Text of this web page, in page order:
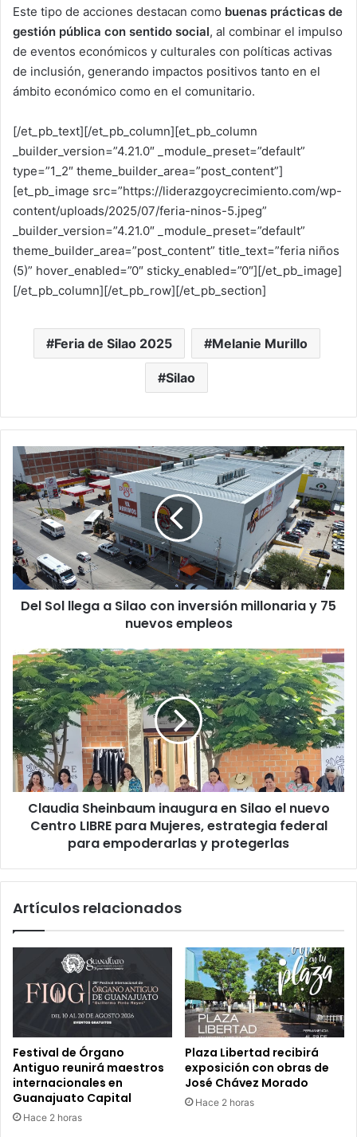
Este tipo de acciones destacan como buenas prácticas de
gestión pública con sentido social, al combinar el impulso
de eventos económicos y culturales con políticas activas
de inclusión, generando impactos positivos tanto en el
ámbito económico como en el comunitario.
[/et_pb_text][/et_pb_column][et_pb_column
_builder_version=”4.21.0″ _module_preset=”default”
type=”1_2″ theme_builder_area=”post_content”]
[et_pb_image src=”https://liderazgoycrecimiento.com/wp-
content/uploads/2025/07/feria-ninos-5.jpeg”
_builder_version=”4.21.0″ _module_preset=”default”
theme_builder_area=”post_content” title_text=”feria niños
(5)” hover_enabled=”0″ sticky_enabled=”0″][/et_pb_image]
[/et_pb_column][/et_pb_row][/et_pb_section]
Feria de Silao 2025 Melanie Murillo
Silao
Del
Sol
llega
a
Silao
con
inversión
millonaria
y
75Del Sol llega a Silao con inversión millonaria y 75
nuevos empleos
Claudia
Sheinbaum
inaugura
en
Silao
el
nuevo
Centro
LIBRE
para
Mujeres,
para
y
Claudia Sheinbaum inaugura en Silao el nuevo
Centro LIBRE para Mujeres, estrategia federal
para empoderarlas y protegerlas
Artículos relacionados
Festival de Órgano
Antiguo reunirá maestros
internacionales en
Guanajuato Capital
Hace 2 horas
Plaza Libertad recibirá
exposición con obras de
José Chávez Morado
Hace 2 horas